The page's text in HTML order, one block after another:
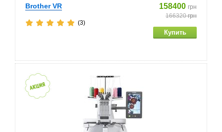
Brother VR 158400 грн
166320грн
(3)